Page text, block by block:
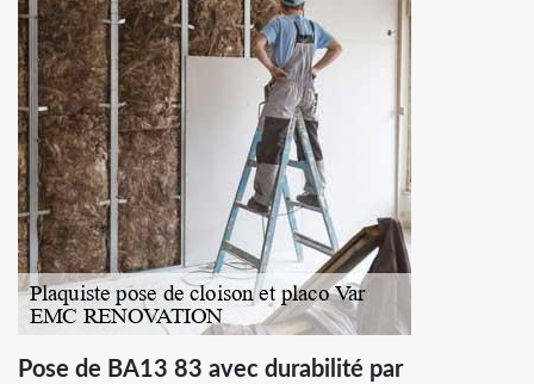
Pose de BA13 83 avec durabilité par